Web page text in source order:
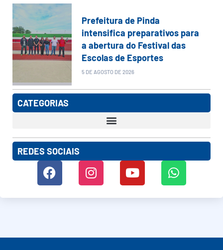
Prefeitura de Pinda
intensifica preparativos para
a abertura do Festival das
Escolas de Esportes
5 DE AGOSTO DE 2026
CATEGORIAS
REDES SOCIAIS